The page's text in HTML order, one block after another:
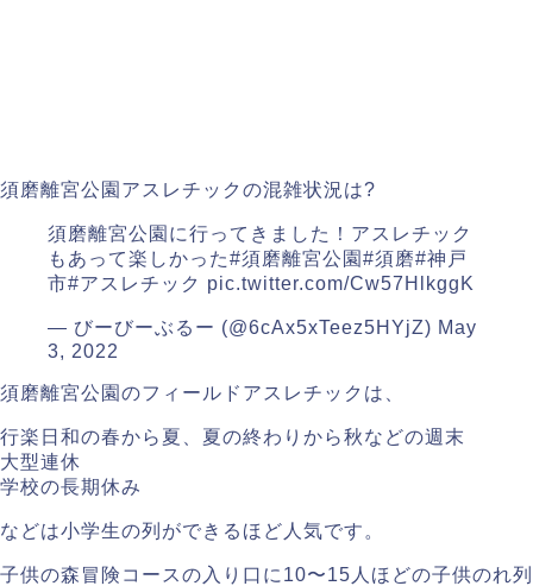
須磨離宮公園アスレチックの混雑状況は?
須磨離宮公園に行ってきました！アスレチック
もあって楽しかった#須磨離宮公園 #須磨#神戸
市#アスレチック pic.twitter.com/Cw57HlkggK
— びーびーぶるー (@6cAx5xTeez5HYjZ) May
3, 2022
須磨離宮公園のフィールドアスレチックは、
行楽日和の春から夏、夏の終わりから秋などの週末
大型連休
学校の長期休み
などは小学生の列ができるほど人気です。
子供の森冒険コースの入り口に10〜15人ほどの子供のれ列